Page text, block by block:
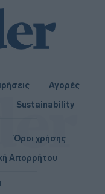
Αγορές
Sustainability
Όροι χρήσης
Απορρήτου